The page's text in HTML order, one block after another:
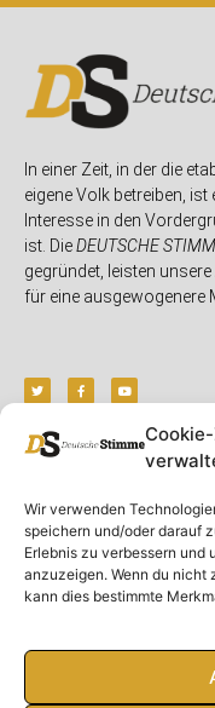
Wir verwenden
speichern und/oder darauf
Erlebnis zu verbessern und
anzuzeigen. Wenn du nicht
kann dies bestimmte
In einer Zeit, in der die
eigene Volk betreiben,
Interesse in den
ist. DieDEUTSCHE
gegründet, leisten
für eine ausgewogenere
Unser Magazin
Spenden
Ausgaben
DS-TV